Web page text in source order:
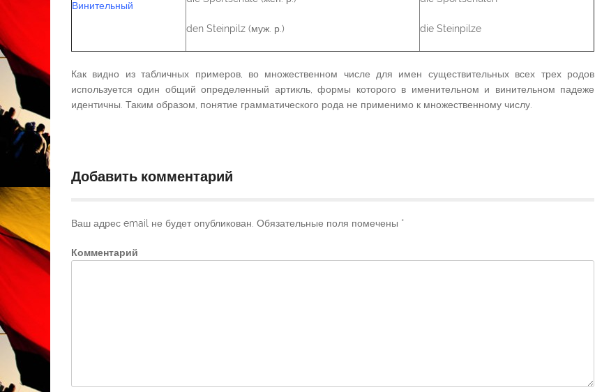
Винительный
den Steinpilz (муж. р.) die Steinpilze
Как видно из табличных примеров, во множественном числе для имен существительных всех трех родов
используется один общий определенный артикль, формы которого в именительном и винительном падеже
идентичны. Таким образом, понятие грамматического рода не применимо к множественному числу.
Добавить комментарий
Ваш адрес email не будет опубликован. Обязательные поля помечены *
Комментарий